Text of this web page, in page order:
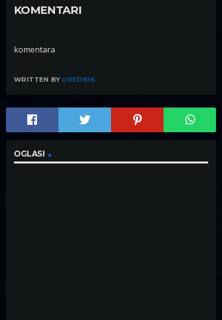
KOMENTARI
komentara
WRITTEN BY UREDNIK
OGLASI